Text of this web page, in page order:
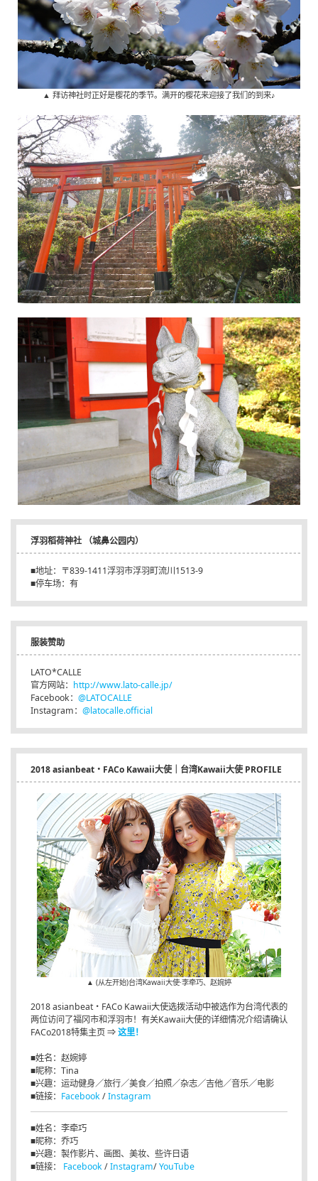
▲ 拜访神社时正好是樱花的季节。满开的樱花来迎接了我们的到来♪
浮羽稻荷神社 （城鼻公园内）
■地址：〒839-1411浮羽市浮羽町流川1513-9
■停车场：有
服装赞助
LATO*CALLE
官方网站： http://www.lato-calle.jp/
Facebook： @LATOCALLE
Instagram： @latocalle.official
2018 asianbeat・FACo Kawaii大使｜台湾Kawaii大使 PROFILE
▲ (从左开始)台湾Kawaii大使·李牵巧、赵婉婷
2018 asianbeat・FACo Kawaii大使选拨活动中被选作为台湾代表的
两位访问了福冈市和浮羽市！有关Kawaii大使的详细情况介绍请确认
FACo2018特集主页 ⇒这里！
■姓名：赵婉婷
■昵称：Tina
■兴趣：运动健身／旅行／美食／拍照／杂志／吉他／音乐／电影
■链接： Facebook/Instagram
■姓名：李牵巧
■昵称：乔巧
■兴趣：製作影片、画图、美妆、些许日语
■链接： Facebook/Instagram/YouTube